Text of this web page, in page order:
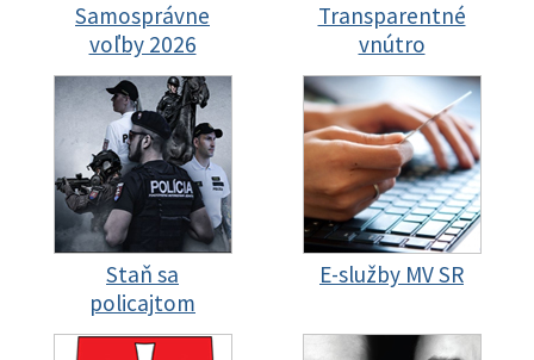
Samosprávne
voľby 2026
Transparentné
vnútro
Staň sa
policajtom
E-služby MV SR